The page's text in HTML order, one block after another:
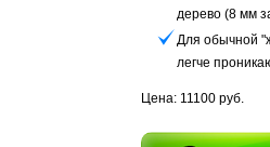
дерево (8 мм
Для обычной
легче
Цена: 11100 руб.